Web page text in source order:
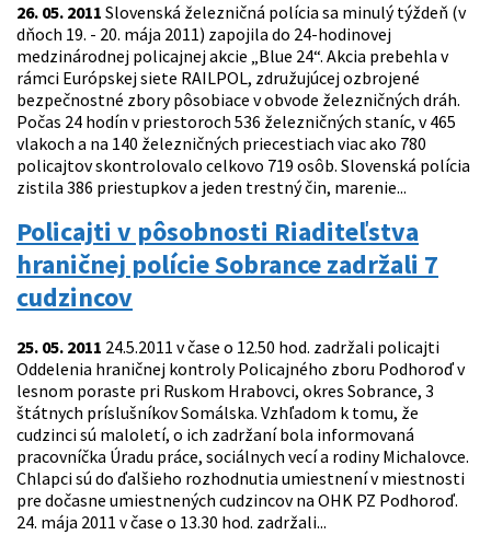
26. 05. 2011 Slovenská železničná polícia sa minulý týždeň (v
dňoch 19. - 20. mája 2011) zapojila do 24-hodinovej
medzinárodnej policajnej akcie „Blue 24“. Akcia prebehla v
rámci Európskej siete RAILPOL, združujúcej ozbrojené
bezpečnostné zbory pôsobiace v obvode železničných dráh.
Počas 24 hodín v priestoroch 536 železničných staníc, v 465
vlakoch a na 140 železničných priecestiach viac ako 780
policajtov skontrolovalo celkovo 719 osôb. Slovenská polícia
zistila 386 priestupkov a jeden trestný čin, marenie...
Policajti v pôsobnosti Riaditeľstva
hraničnej polície Sobrance zadržali 7
cudzincov
25. 05. 2011 24.5.2011 v čase o 12.50 hod. zadržali policajti
Oddelenia hraničnej kontroly Policajného zboru Podhoroď v
lesnom poraste pri Ruskom Hrabovci, okres Sobrance, 3
štátnych príslušníkov Somálska. Vzhľadom k tomu, že
cudzinci sú maloletí, o ich zadržaní bola informovaná
pracovníčka Úradu práce, sociálnych vecí a rodiny Michalovce.
Chlapci sú do ďalšieho rozhodnutia umiestnení v miestnosti
pre dočasne umiestnených cudzincov na OHK PZ Podhoroď.
24. mája 2011 v čase o 13.30 hod. zadržali...